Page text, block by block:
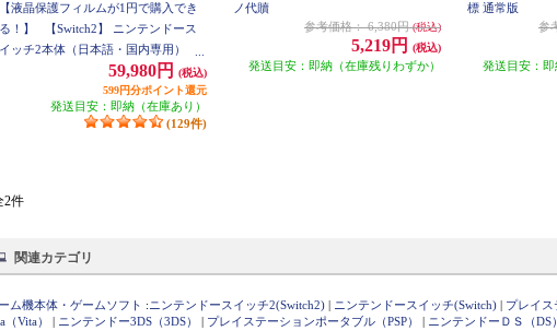
【液晶保護フィルムが1円で購入でき
る！】
【Switch2】 ニンテンドース
イッチ2本体（日本語・国内専用）
59,980円
(税込)
599円分ポイント還元
発送目安：即納（在庫あり）
(129件)
ノ代贖
参考価格： 6,380円(税込)
5,219円 (税込)
発送目安：即納（在庫残りわずか）
標 通常版
参
発送目安：即
2件
関連カテゴリ
ム機本体・ゲームソフト : ニンテンドースイッチ2(Switch2) | ニンテンドースイッチ(Switch) | プレイス
（Vita）
| ニンテンドー3DS（3DS） | プレイステーションポータブル（PSP） | ニンテンドーＤＳ（DS）